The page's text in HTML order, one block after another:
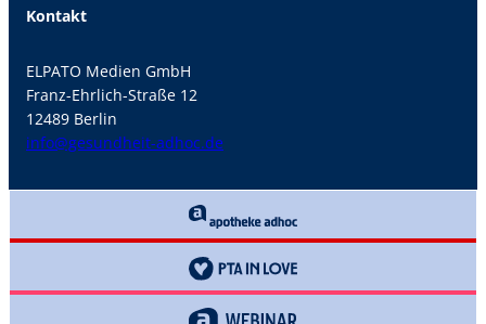
Kontakt
ELPATO Medien GmbH
Franz-Ehrlich-Straße 12
12489 Berlin
info@gesundheit-adhoc.de